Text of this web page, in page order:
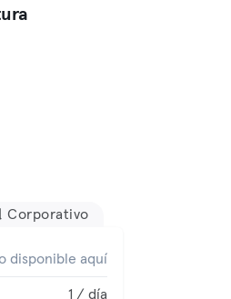
Corporativo
disponible aquí
1 / día